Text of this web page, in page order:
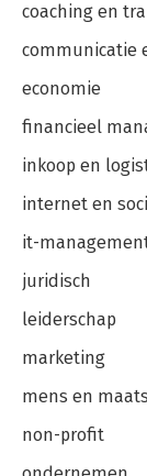
coaching en
communicatie
economie
financieel
inkoop en
internet en
it-
juridisch
leiderschap
marketing
mens en
non-profit